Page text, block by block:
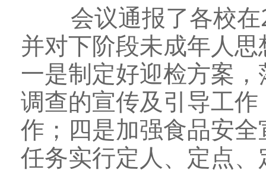
会议通报了各校
并对下阶段未成年人
一是制定好迎检方案
调查的宣传及引导工
作；四是加强食品安
任务实行定人、定点